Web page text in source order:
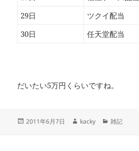
29日
ツクイ配当
30日
任天堂配当
だいたい5万円くらいですね。
投
2011年6月7日
作
kacky
カ
雑記